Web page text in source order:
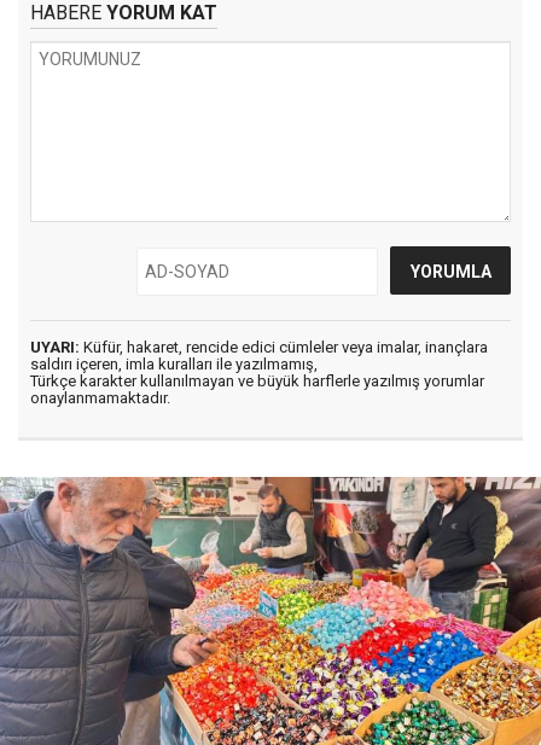
HABERE YORUM KAT
UYARI: Küfür, hakaret, rencide edici cümleler veya imalar, inançlara
saldırı içeren, imla kuralları ile yazılmamış,
Türkçe karakter kullanılmayan ve büyük harflerle yazılmış yorumlar
onaylanmamaktadır.